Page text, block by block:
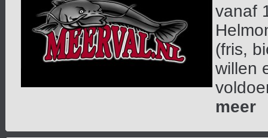
vanaf
(fris,
willen
meer